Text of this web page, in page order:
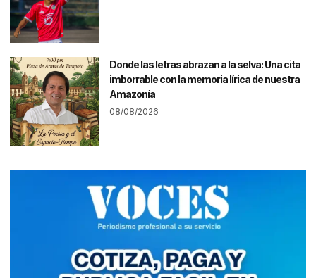
Donde las letras abrazan a la selva: Una cita
imborrable con la memoria lírica de nuestra
Amazonía
08/08/2026